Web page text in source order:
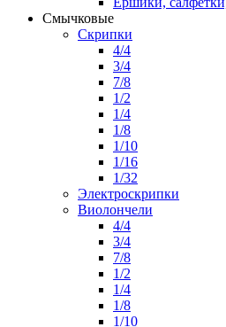
Смычковые
Скрипки
4/4
3/4
7/8
1/2
1/4
1/8
1/10
1/16
1/32
Электроскрипки
Виолончели
4/4
3/4
7/8
1/2
1/4
1/8
1/10